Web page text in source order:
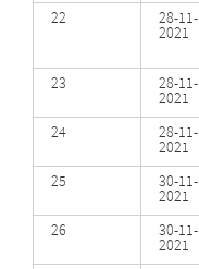
22
28-11-
2021
23
28-11-
2021
24
28-11-
2021
25
30-11-
2021
26
30-11-
2021